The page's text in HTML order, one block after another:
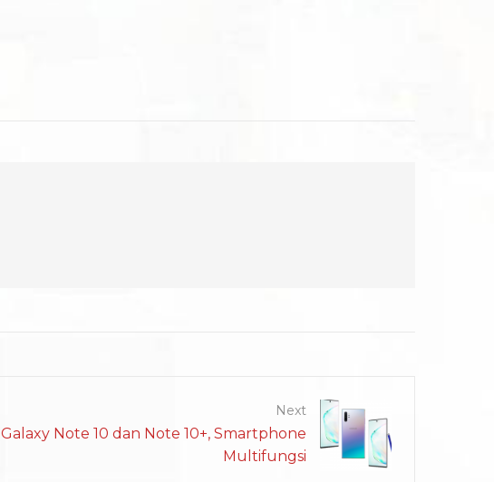
Next
Note 10 dan Note 10+, Smartphone
Multifungsi